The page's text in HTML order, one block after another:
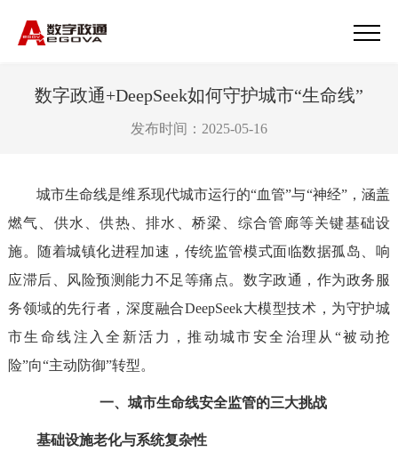
数字政通+DeepSeek如何守护城市“生命线”
发布时间：2025-05-16
城市生命线是维系现代城市运行的“血管”与“神经”，涵盖
燃气、供水、供热、排水、桥梁、综合管廊等关键基础设
施。随着城镇化进程加速，传统监管模式面临数据孤岛、响
应滞后、风险预测能力不足等痛点。数字政通，作为政务服
务领域的先行者，深度融合DeepSeek大模型技术，为守护城
市生命线注入全新活力，推动城市安全治理从“被动抢
险”向“主动防御”转型。
一、城市生命线安全监管的三大挑战
基础设施老化与系统复杂性